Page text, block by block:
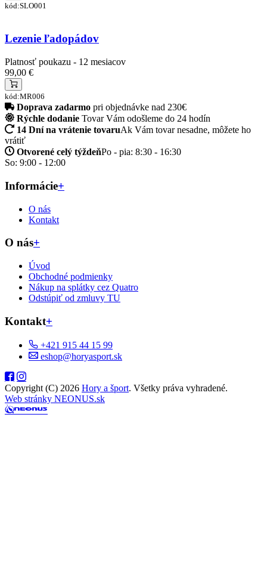
kód:SLO001
Lezenie ľadopádov
Platnosť poukazu - 12 mesiacov
99,00 €
kód:MR006
Doprava zadarmo pri objednávke nad 230€
Rýchle dodanie Tovar Vám odošleme do 24 hodín
14 Dní na vrátenie tovaruAk Vám tovar nesadne, môžete ho
vrátiť
Otvorené celý týždeňPo - pia: 8:30 - 16:30
So: 9:00 - 12:00
Informácie+
O nás
Kontakt
O nás+
Úvod
Obchodné podmienky
Nákup na splátky cez Quatro
Odstúpiť od zmluvy TU
Kontakt+
+421 915 44 15 99
eshop@horyasport.sk
Copyright (C) 2026 Hory a šport. Všetky práva vyhradené.
Web stránky NEONUS.sk